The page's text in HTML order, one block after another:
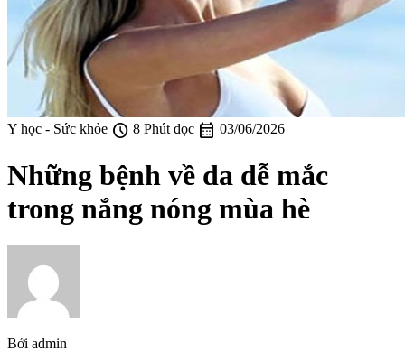
Y học - Sức khỏe schedule 8 Phút đọc calendar_month 03/06/2026
Những bệnh về da dễ mắc
trong nắng nóng mùa hè
Bởi admin